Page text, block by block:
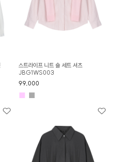
스트라이프 니트 숄 세트 셔츠
JBG1WS003
99,000
■ ■